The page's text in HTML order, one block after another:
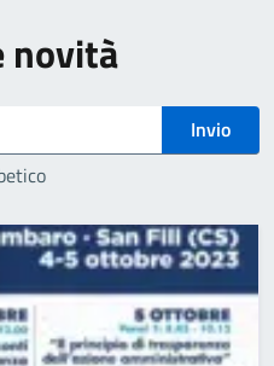
novità
Invio